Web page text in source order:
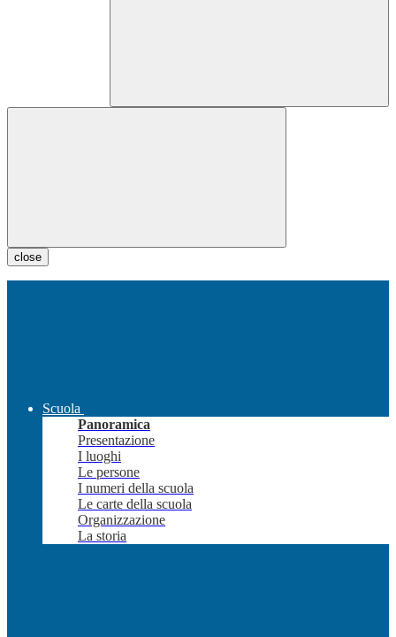
close
Scuola
Panoramica
Presentazione
I luoghi
Le persone
I numeri della scuola
Le carte della scuola
Organizzazione
La storia